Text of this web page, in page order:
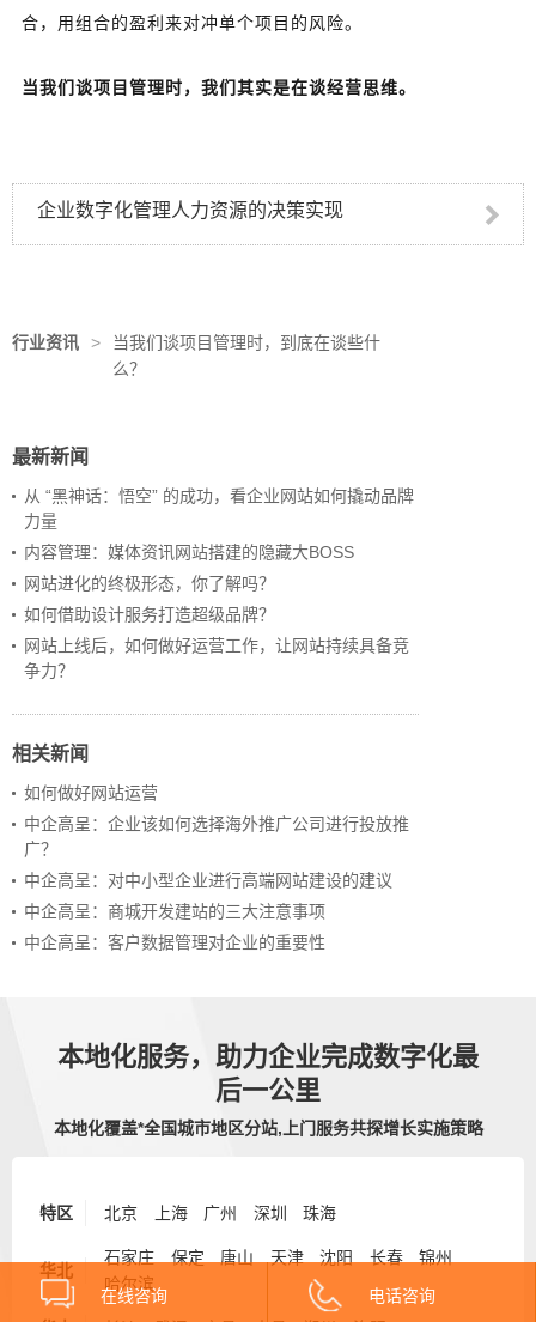
合，用组合的盈利来对冲单个项目的风险。
当我们谈项目管理时，我们其实是在谈经营思维。
企业数字化管理人力资源的决策实现
行业资讯 >
当我们谈项目管理时，到底在谈些什
么？
最新新闻
从 “黑神话：悟空” 的成功，看企业网站如何撬动品牌
力量
内容管理：媒体资讯网站搭建的隐藏大BOSS
网站进化的终极形态，你了解吗？
如何借助设计服务打造超级品牌？
网站上线后，如何做好运营工作，让网站持续具备竞
争力？
相关新闻
如何做好网站运营
中企高呈：企业该如何选择海外推广公司进行投放推
广？
中企高呈：对中小型企业进行高端网站建设的建议
中企高呈：商城开发建站的三大注意事项
中企高呈：客户数据管理对企业的重要性
本地化服务，助力企业完成数字化最
后一公里
本地化覆盖*全国城市地区分站,上门服务共探增长实施策略
特区 北京 上海 广州 深圳 珠海
华北
石家庄 保定 唐山 天津 沈阳 长春
锦州
哈尔滨
在线咨询 电话咨询